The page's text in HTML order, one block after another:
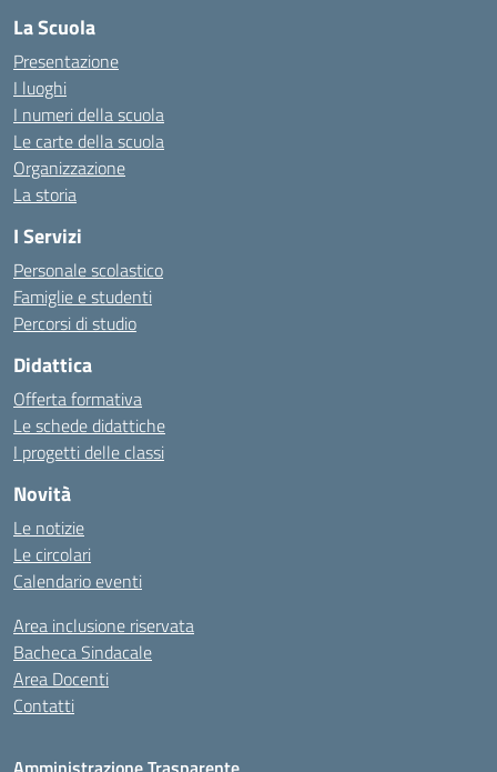
La Scuola
Presentazione
I luoghi
I numeri della scuola
Le carte della scuola
Organizzazione
La storia
I Servizi
Personale scolastico
Famiglie e studenti
Percorsi di studio
Didattica
Offerta formativa
Le schede didattiche
I progetti delle classi
Novità
Le notizie
Le circolari
Calendario eventi
Area inclusione riservata
Bacheca Sindacale
Area Docenti
Contatti